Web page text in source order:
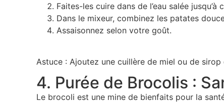
Faites-les cuire dans de l’eau salée jusqu’à
Dans le mixeur, combinez les patates
Assaisonnez selon votre goût.
Astuce : Ajoutez une cuillère de miel ou de
4. Purée de Brocolis :
Le brocoli est une mine de bienfaits pour la